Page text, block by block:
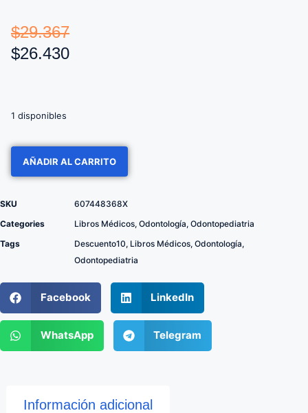
$29.367
$26.430
1 disponibles
AÑADIR AL CARRITO
SKU
607448368X
Categories
Libros Médicos, Odontología, Odontopediatria
Tags
Descuento10, Libros Médicos, Odontología,
Odontopediatria
Facebook LinkedIn
WhatsApp Telegram
Información adicional